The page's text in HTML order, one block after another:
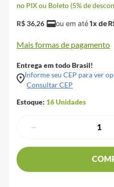
no PIX ou Boleto (5% de
R$36,26 1x de
Mais formas de pagamento
Entrega em todo Brasil!
Informe seu CEP para ver
Consultar CEP
Estoque: 16Unidades
－